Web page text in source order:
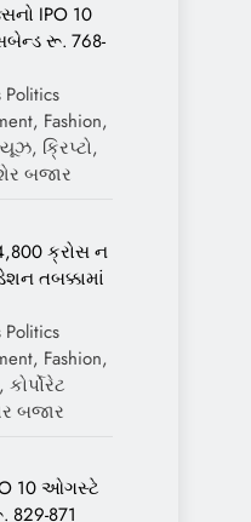
IPO 10
રૂ. 768-
Politics
Fashion,
ક્રિપ્ટો,
બજાર
ક્રોસ ન
તબક્કામાં
Politics
Fashion,
બજાર
10 ઓગસ્ટે
871